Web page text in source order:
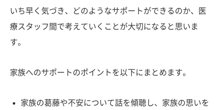
いち早く気づき、どのようなサポートができるのか、医
療スタッフ間で考えていくことが大切になると思いま
す。
家族へのサポートのポイントを以下にまとめます。
家族の葛藤や不安について話を傾聴し、家族の思いを